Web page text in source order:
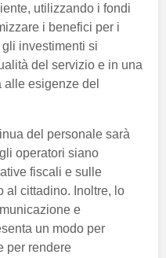
utilizzando i fondi
i benefici per i
investimenti si
del servizio e in una
esigenze del
del personale sarà
operatori siano
fiscali e sulle
al cittadino. Inoltre, lo
e
un modo per
per rendere